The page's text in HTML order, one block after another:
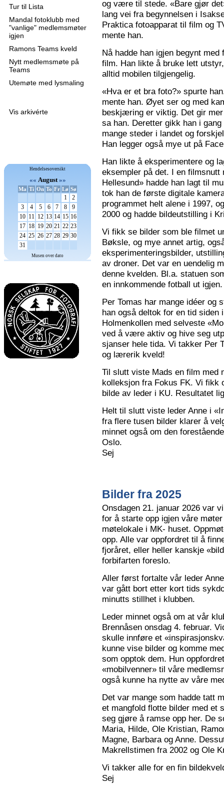
Tur til Lista
Mandal fotoklubb med
"vanlige" medlemsmøter
igjen
Ramons Teams kveld
Nytt medlemsmøte på
Teams
Utemøte med lysmaling
Vis arkivérte
Hendelsesoversikt
«« August»»
Ma Ti On To Fr Lø Sø
1
2
3
4 5 6 7 8
9
10 11 12 13 14 15 16
17 18 19 20 21 22 23
24 25 26 27 28 29 30
31
Musen over dato
og være til stede. «Bare gjør
lang vei fra begynnelsen i
Praktica fotoapparat til film og
mente han.
Nå hadde han igjen begynt
film. Han likte å bruke lett
alltid mobilen tilgjengelig.
«Hva er et bra foto?» spurte
mente han. Øyet ser og med
beskjæring er viktig. Det gir
sa han. Deretter gikk han i
mange steder i landet og
Han legger også mye ut på
Han likte å eksperimentere og
eksempler på det. I en filmsnutt
Hellesund» hadde han lagt til
tok han de første digitale
programmet helt alene i 1997,
2000 og hadde bildeutstilling i
Vi fikk se bilder som ble filmet
Bøksle, og mye annet artig,
eksperimenteringsbilder,
av droner. Det var en uendelig
denne kvelden. Bl.a. statuen
en innkommende fotball ut igjen.
Per Tomas har mange idéer og
han også deltok for en tid siden
Holmenkollen med selveste
ved å være aktiv og hive seg
sjanser hele tida. Vi takker Per
og lærerik kveld!
Til slutt viste Mads en film med
kolleksjon fra Fokus FK. Vi fikk
bilde av leder i KU. Resultatet
Helt til slutt viste leder Anne i
fra flere tusen bilder klarer å
minnet også om den
Oslo.
Sej
Bilder fra 2025
Onsdagen 21. januar 2026 var
for å starte opp igjen våre
møtelokale i MK- huset.
opp. Alle var oppfordret til å
fjoråret, eller heller kanskje
forbifarten foreslo.
Aller først fortalte vår leder
var gått bort etter kort tids
minutts stillhet i klubben.
Leder minnet også om at vår
Brennåsen onsdag 4. februar.
skulle innføre et
kunne vise bilder og komme
som opptok dem. Hun
«mobilvenner» til våre
også kunne ha nytte av våre
Det var mange som hadde tatt
et mangfold flotte bilder med et
seg gjøre å ramse opp her. De
Maria, Hilde, Ole Kristian,
Magne, Barbara og Anne.
Makrellstimen fra 2002 og Ole
Vi takker alle for en fin
Sej